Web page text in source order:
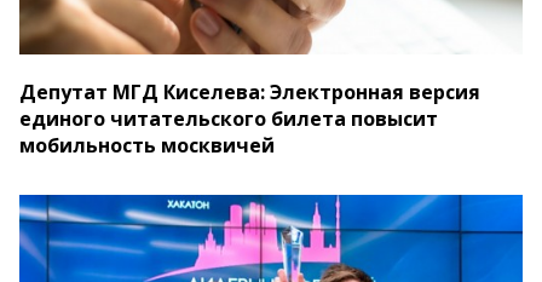
Депутат МГД Киселева: Электронная версия
единого читательского билета повысит
мобильность москвичей